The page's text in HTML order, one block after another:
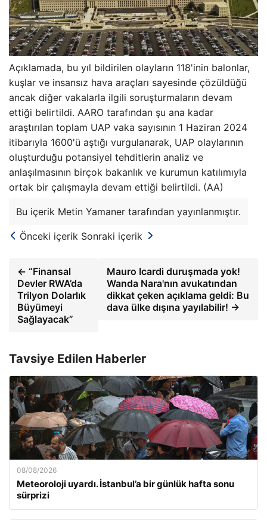
Açıklamada, bu yıl bildirilen olayların 118'inin balonlar,
kuşlar ve insansız hava araçları sayesinde çözüldüğü
ancak diğer vakalarla ilgili soruşturmaların devam
ettiği belirtildi. AARO tarafından şu ana kadar
araştırılan toplam UAP vaka sayısının 1 Haziran 2024
itibarıyla 1600'ü aştığı vurgulanarak, UAP olaylarının
oluşturduğu potansiyel tehditlerin analiz ve
anlaşılmasının birçok bakanlık ve kurumun katılımıyla
ortak bir çalışmayla devam ettiği belirtildi. (AA)
Bu içerik Metin Yamaner tarafından yayınlanmıştır.
Önceki içerik Sonraki içerik
← “Finansal
Devler RWA’da
Trilyon Dolarlık
Büyümeyi
Sağlayacak”
Mauro Icardi duruşmada yok!
Wanda Nara'nın avukatından
dikkat çeken açıklama geldi: Bu
dava ülke dışına yayılabilir! →
Tavsiye Edilen Haberler
08/08/2026
Meteoroloji uyardı. İstanbul’a bir günlük hafta sonu
sürprizi